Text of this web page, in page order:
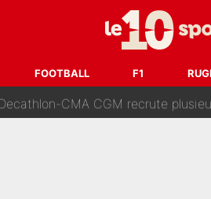
FOOTBALL F1
Jean-Jacques Goldman et Mylène
Barcelone ? Les coulisses de la
CMA CGM recrute plusieurs coureurs